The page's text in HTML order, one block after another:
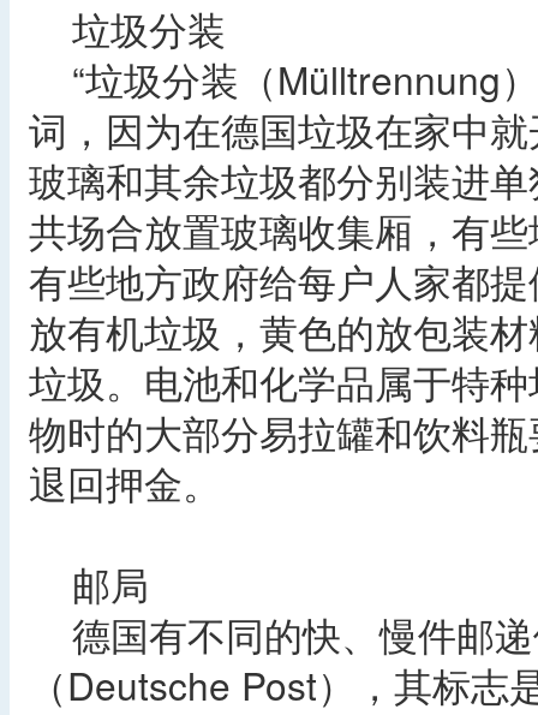
垃圾分装
“垃圾分装（Mülltrennung
词，因为在德国垃圾在家中
玻璃和其余垃圾都分别装进
共场合放置玻璃收集厢，有
有些地方政府给每户人家都
放有机垃圾，黄色的放包装
垃圾。电池和化学品属于特
物时的大部分易拉罐和饮料
退回押金。
邮局
德国有不同的快、慢件邮
（Deutsche Post），其标